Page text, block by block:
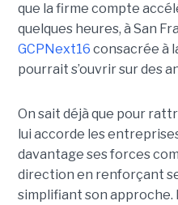
que la firme compte
quelques heures, à San
GCPNext16 consacrée à
pourrait s’ouvrir sur des
On sait déjà que pour
lui accorde les
davantage ses forces
direction en renforçant
simplifiant son approche.